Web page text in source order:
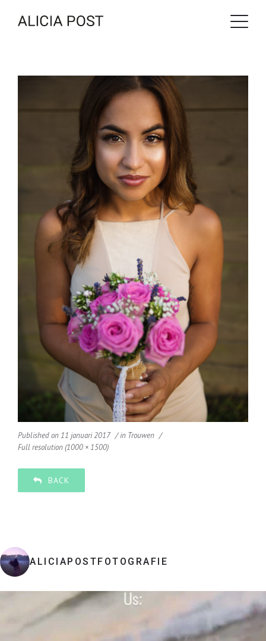
Published on 11 januari 2017 in Trouwen
Full resolution (1000 × 1500)
BACK
ALICIAPOSTFOTOGRAFIE